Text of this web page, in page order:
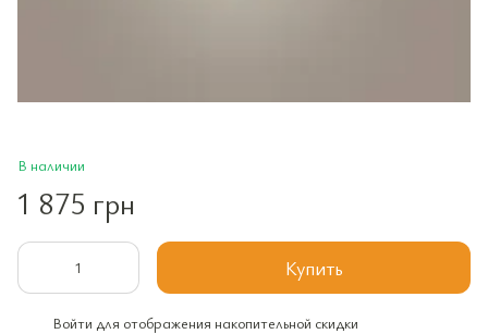
В наличии
1 875 грн
Купить
Войти для отображения накопительной скидки